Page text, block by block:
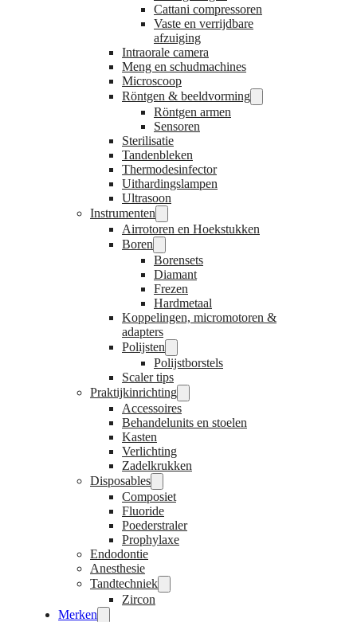
Cattani compressoren
Vaste en verrijdbare
afzuiging
Intraorale camera
Meng en schudmachines
Microscoop
Röntgen & beeldvorming
Röntgen armen
Sensoren
Sterilisatie
Tandenbleken
Thermodesinfector
Uithardingslampen
Ultrasoon
Instrumenten
Airrotoren en Hoekstukken
Boren
Borensets
Diamant
Frezen
Hardmetaal
Koppelingen, micromotoren &
adapters
Polijsten
Polijstborstels
Scaler tips
Praktijkinrichting
Accessoires
Behandelunits en stoelen
Kasten
Verlichting
Zadelkrukken
Disposables
Composiet
Fluoride
Poederstraler
Prophylaxe
Endodontie
Anesthesie
Tandtechniek
Zircon
Merken